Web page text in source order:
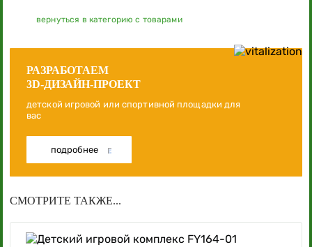
вернуться в категорию с товарами
РАЗРАБОТАЕМ
3D-ДИЗАЙН-ПРОЕКТ
детской игровой или спортивной площадки для
вас
подробнее
СМОТРИТЕ ТАКЖЕ...